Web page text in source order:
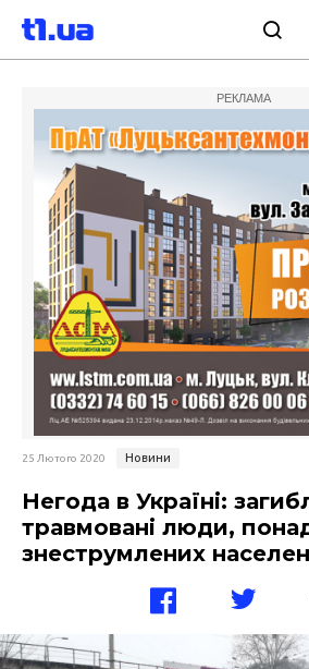
РЕКЛАМА
25 Лютого 2020 Новини
Негода в Україні:
травмовані люди,
знеструмлених